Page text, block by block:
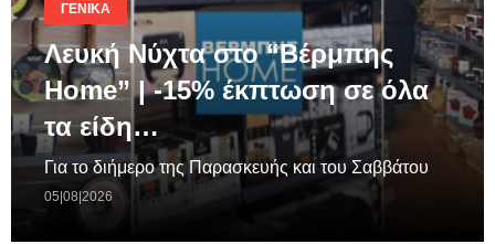
ΓΕΝΙΚΆ
Λευκή Νύχτα στο “Βέρμπης
Home” | -15% έκπτωση σε όλα
τα είδη…
Για το διήμερο της Παρασκευής και του Σαββάτου
05|08|2026